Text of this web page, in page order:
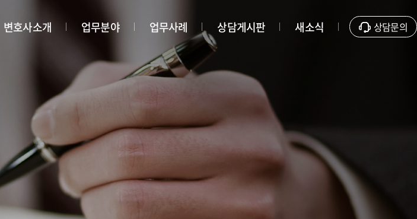
변호사소개 업무분야 업무사례 상담게시판 새소식 상담문의